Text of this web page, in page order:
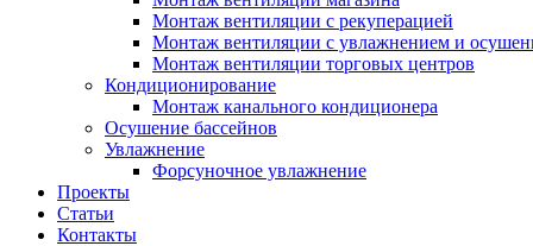
Монтаж вентиляции с рекуперацией
Монтаж вентиляции с увлажнением и
Монтаж вентиляции торговых центров
Кондиционирование
Монтаж канального кондиционера
Осушение бассейнов
Увлажнение
Форсуночное увлажнение
Проекты
Статьи
Контакты